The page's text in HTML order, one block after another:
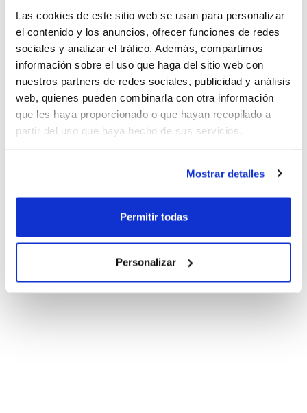
Las cookies de este sitio web se usan para personalizar
el contenido y los anuncios, ofrecer funciones de redes
sociales y analizar el tráfico. Además, compartimos
información sobre el uso que haga del sitio web con
nuestros partners de redes sociales, publicidad y análisis
web, quienes pueden combinarla con otra información
que les haya proporcionado o que hayan recopilado a
partir del uso que haya hecho de sus servicios.
Mostrar detalles
Permitir todas
Personalizar
Clínic solidari: “Una cistella al
Sàhara”